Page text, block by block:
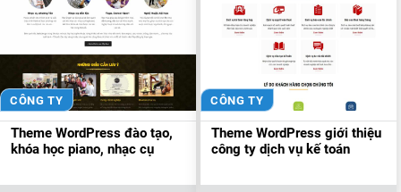
CÔNG TY
Theme WordPress đào tạo,
khóa học piano, nhạc cụ
CÔNG TY
Theme WordPress giới thiệu
công ty dịch vụ kế toán